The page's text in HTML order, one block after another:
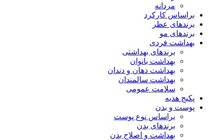
مردانه
براساس کارکرد
برندهای عطر
برندهای مو
بهداشت فردی
برندهای بهداشتی
بهداشت بانوان
بهداشت دهان و دندان
بهداشت سالمندان
سلامت عمومی
پکیج هدیه
پوست و بدن
براساس نوع پوست
برندهای بدن
بهداشت و اصلاح بدن